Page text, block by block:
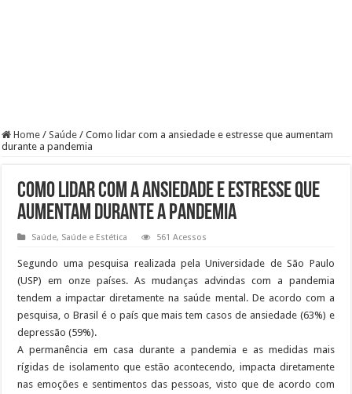
Home / Saúde / Como lidar com a ansiedade e estresse que aumentam
durante a pandemia
Como lidar com a ansiedade e estresse que
aumentam durante a pandemia
Saúde, Saúde e Estética 561 Acessos
Segundo uma pesquisa realizada pela Universidade de São Paulo
(USP) em onze países. As mudanças advindas com a pandemia
tendem a impactar diretamente na saúde mental. De acordo com a
pesquisa, o Brasil é o país que mais tem casos de ansiedade (63%) e
depressão (59%).
A permanência em casa durante a pandemia e as medidas mais
rígidas de isolamento que estão acontecendo, impacta diretamente
nas emoções e sentimentos das pessoas, visto que de acordo com